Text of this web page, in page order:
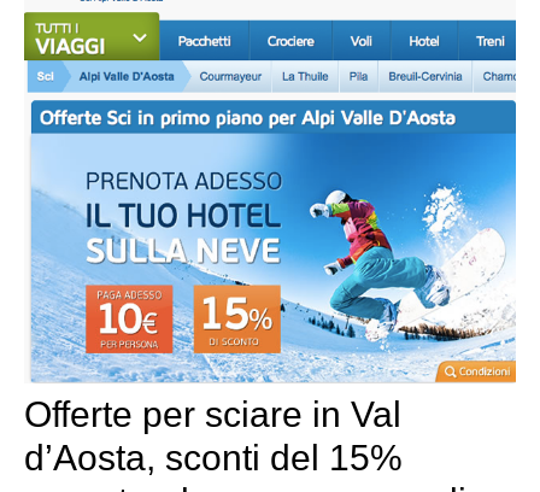
Offerte per sciare in Val
d’Aosta, sconti del 15%